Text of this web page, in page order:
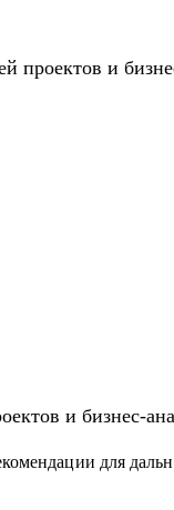
проектов и
и бизнес-
для